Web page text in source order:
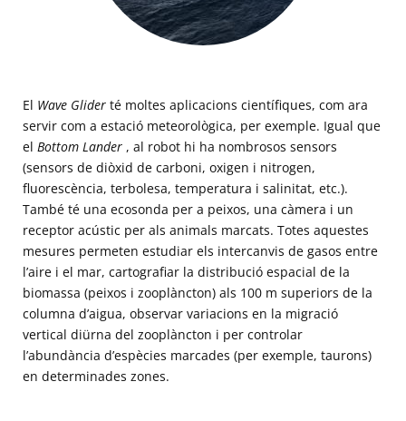
El Wave Glider té moltes aplicacions científiques, com ara
servir com a estació meteorològica, per exemple. Igual que
el Bottom Lander , al robot hi ha nombrosos sensors
(sensors de diòxid de carboni, oxigen i nitrogen,
fluorescència, terbolesa, temperatura i salinitat, etc.).
També té una ecosonda per a peixos, una càmera i un
receptor acústic per als animals marcats. Totes aquestes
mesures permeten estudiar els intercanvis de gasos entre
l’aire i el mar, cartografiar la distribució espacial de la
biomassa (peixos i zooplàncton) als 100 m superiors de la
columna d’aigua, observar variacions en la migració
vertical diürna del zooplàncton i per controlar
l’abundància d’espècies marcades (per exemple, taurons)
en determinades zones.